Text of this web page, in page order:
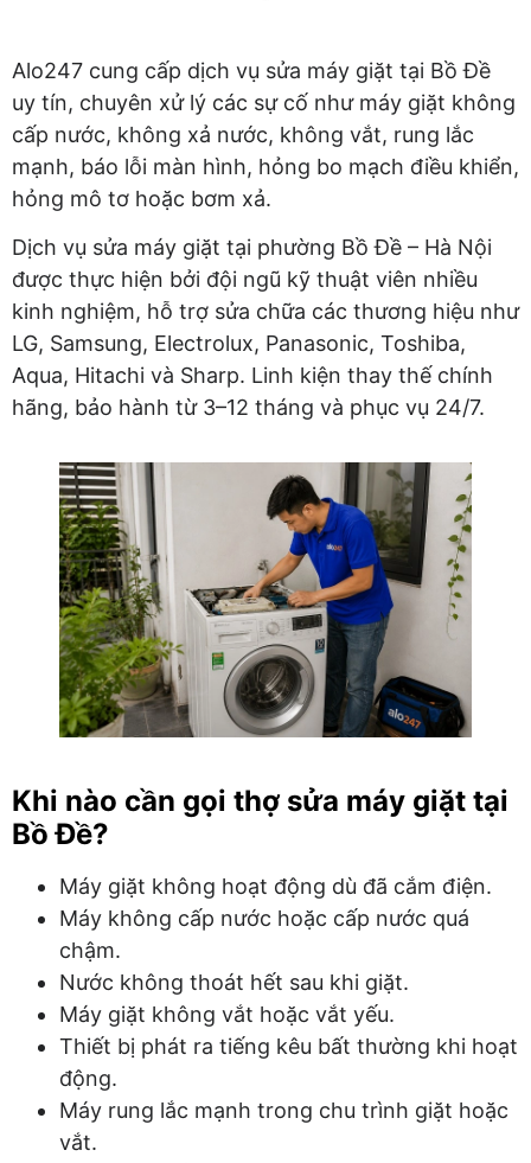
Alo247 cung cấp dịch vụ sửa máy giặt tại Bồ Đề
uy tín, chuyên xử lý các sự cố như máy giặt không
cấp nước, không xả nước, không vắt, rung lắc
mạnh, báo lỗi màn hình, hỏng bo mạch điều khiển,
hỏng mô tơ hoặc bơm xả.
Dịch vụ sửa máy giặt tại phường Bồ Đề – Hà Nội
được thực hiện bởi đội ngũ kỹ thuật viên nhiều
kinh nghiệm, hỗ trợ sửa chữa các thương hiệu như
LG, Samsung, Electrolux, Panasonic, Toshiba,
Aqua, Hitachi và Sharp. Linh kiện thay thế chính
hãng, bảo hành từ 3–12 tháng và phục vụ 24/7.
Khi nào cần gọi thợ sửa máy giặt tại
Bồ Đề?
Máy giặt không hoạt động dù đã cắm điện.
Máy không cấp nước hoặc cấp nước quá
chậm.
Nước không thoát hết sau khi giặt.
Máy giặt không vắt hoặc vắt yếu.
Thiết bị phát ra tiếng kêu bất thường khi hoạt
động.
Máy rung lắc mạnh trong chu trình giặt hoặc
vắt.